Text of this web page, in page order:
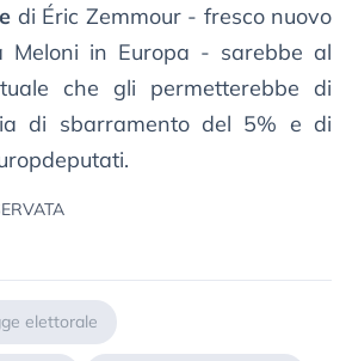
di Éric Zemmour - fresco nuovo
Meloni in Europa - sarebbe al
che gli permetterebbe di
di sbarramento del 5% e di
elettorale